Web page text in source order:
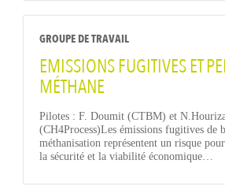
GROUPE DE TRAVAIL
EMISSIONS FUGITIVES ET
MÉTHANE
Pilotes : F. Doumit (CTBM) et
(CH4Process)Les émissions fugitives de
méthanisation représentent un risque
la sécurité et la viabilité économique…